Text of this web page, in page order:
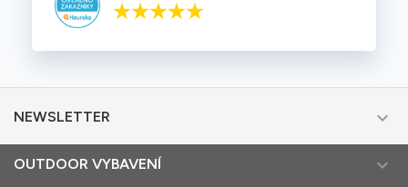
NEWSLETTER 
OUTDOOR VYBAVENÍ 